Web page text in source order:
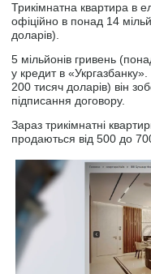
Трикімнатна квартира в
офіційно в понад 14
доларів).
5 мільйонів гривень
у кредит в
200 тисяч доларів) він
підписання договору.
Зараз трикімнатні
продаються від 500 до